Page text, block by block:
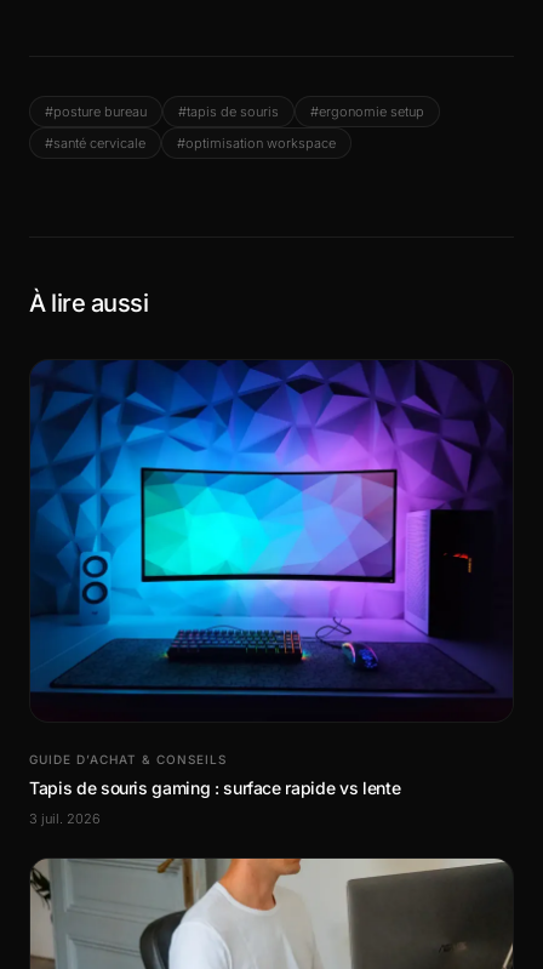
#posture bureau #tapis de souris
#ergonomie setup
#santé cervicale
#optimisation workspace
À lire aussi
GUIDE D’ACHAT & CONSEILS
Tapis de souris gaming : surface rapide vs lente
3 juil. 2026